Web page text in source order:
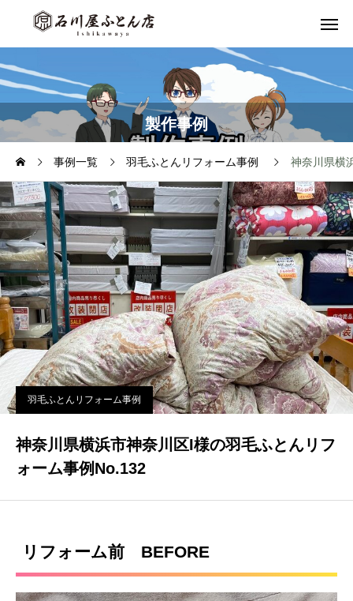
製作事例
事例一覧 羽毛ふとんリフォーム事例 神奈川県横
羽毛ふとんリフォーム事例
神奈川県横浜市神奈川区I様の羽毛ふとんリフ
ォーム事例No.132
リフォーム前 BEFORE